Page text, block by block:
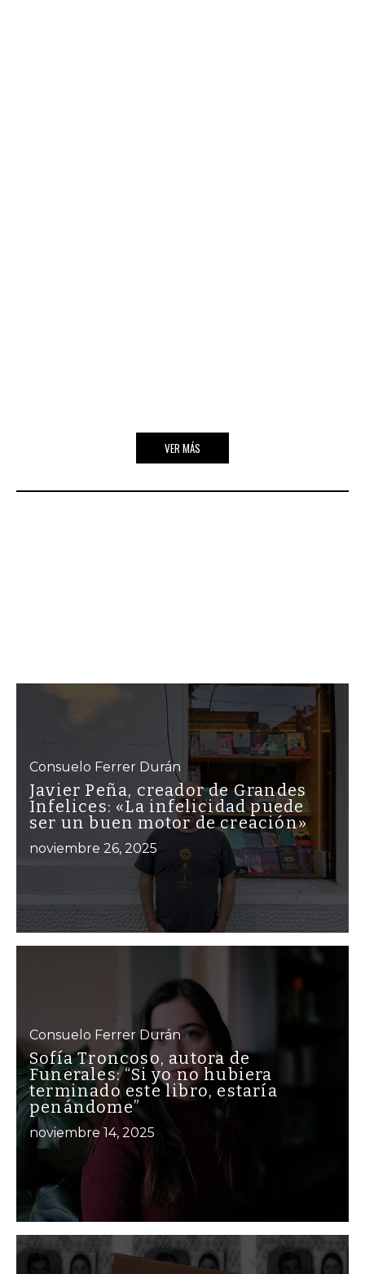
VER MÁS
Consuelo Ferrer Durán
Javier Peña, creador de Grandes
Infelices: «La infelicidad puede
ser un buen motor de creación»
noviembre 26, 2025
Consuelo Ferrer Durán
Sofía Troncoso, autora de
Funerales: “Si yo no hubiera
terminado este libro, estaría
penándome”
noviembre 14, 2025